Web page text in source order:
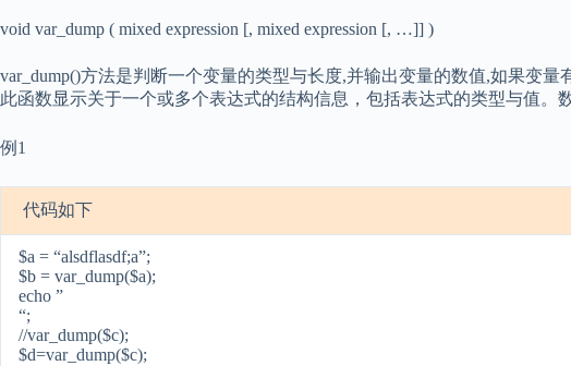
void var_dump ( mixed expression [, mixed expression [, …]] )
var_dump()方法是判断一个变量的类型与长度,并输出变量的数值,如果变
此函数显示关于一个或多个表达式的结构信息，包括表达式的类型与值。
例1
代码如下
$a = “alsdflasdf;a”;
$b = var_dump($a);
echo ”
“;
//var_dump($c);
$d=var_dump($c);